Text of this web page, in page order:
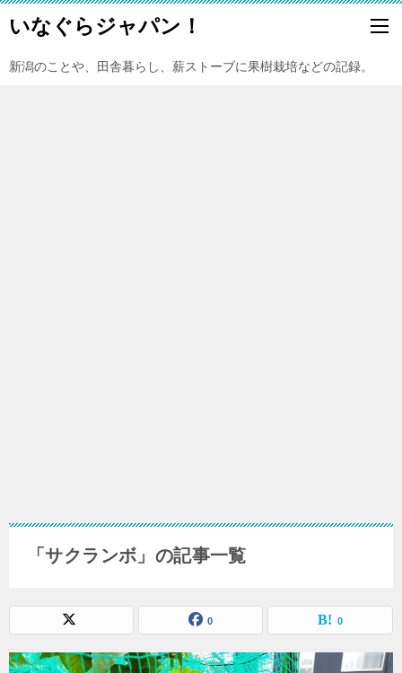
いなぐらジャパン！
新潟のことや、田舎暮らし、薪ストーブに果樹栽培などの記録。
「サクランボ」の記事一覧
0 0